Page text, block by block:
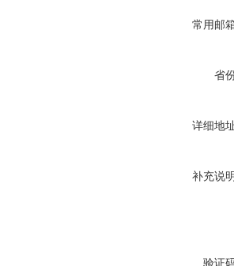
常用邮
省
详细地
补充说
验证